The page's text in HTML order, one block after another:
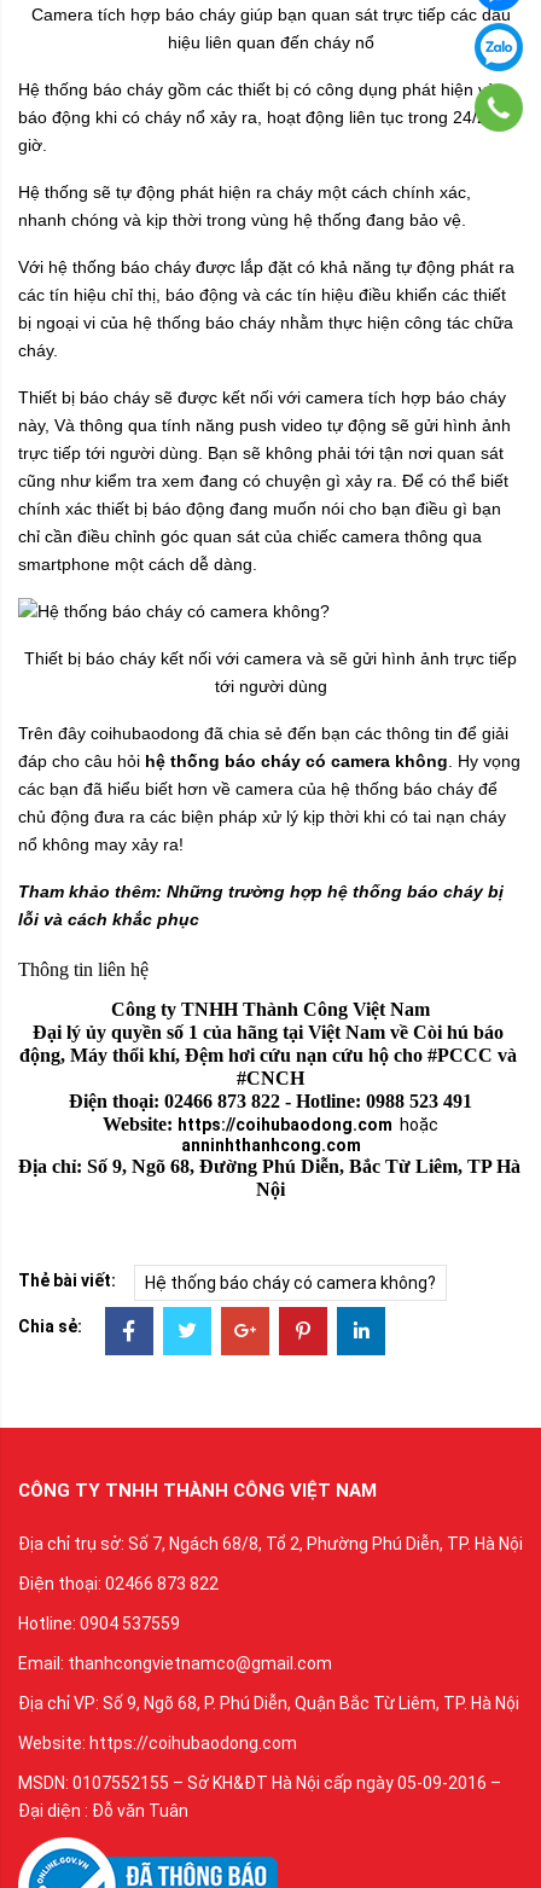
Camera tích hợp báo cháy giúp bạn quan sát trực tiếp các dấu
hiệu liên quan đến cháy nổ
Hệ thống báo cháy gồm các thiết bị có công dụng phát hiện và
báo động khi có cháy nổ xảy ra, hoạt động liên tục trong 24/24
giờ.
Hệ thống sẽ tự động phát hiện ra cháy một cách chính xác,
nhanh chóng và kịp thời trong vùng hệ thống đang bảo vệ.
Với hệ thống báo cháy được lắp đặt có khả năng tự động phát ra
các tín hiệu chỉ thị, báo động và các tín hiệu điều khiển các thiết
bị ngoại vi của hệ thống báo cháy nhằm thực hiện công tác chữa
cháy.
Thiết bị báo cháy sẽ được kết nối với camera tích hợp báo cháy
này, Và thông qua tính năng push video tự động sẽ gửi hình ảnh
trực tiếp tới người dùng. Bạn sẽ không phải tới tận nơi quan sát
cũng như kiểm tra xem đang có chuyện gì xảy ra. Để có thể biết
chính xác thiết bị báo động đang muốn nói cho bạn điều gì bạn
chỉ cần điều chỉnh góc quan sát của chiếc camera thông qua
smartphone một cách dễ dàng.
Thiết bị báo cháy kết nối với camera và sẽ gửi hình ảnh trực tiếp
tới người dùng
Trên đây coihubaodong đã chia sẻ đến bạn các thông tin để giải
đáp cho câu hỏi hệ thống báo cháy có camera không . Hy vọng
các bạn đã hiểu biết hơn về camera của hệ thống báo cháy để
chủ động đưa ra các biện pháp xử lý kịp thời khi có tai nạn cháy
nổ không may xảy ra!
Tham khảo thêm: Những trường hợp hệ thống báo cháy bị
lỗi và cách khắc phục
Thông tin liên hệ
Công ty TNHH Thành Công Việt Nam
Đại lý ủy quyền số 1 của hãng tại Việt Nam về Còi hú báo
động, Máy thổi khí, Đệm hơi cứu nạn cứu hộ cho #PCCC và
#CNCH
Điện thoại: 02466 873 822 - Hotline: 0988 523 491
Website: https://coihubaodong.com hoặc
anninhthanhcong.com
Địa chỉ: Số 9, Ngõ 68, Đường Phú Diễn, Bắc Từ Liêm, TP Hà
Nội
Thẻ bài viết: Hệ thống báo cháy có camera không?
Chia sẻ:
CÔNG TY TNHH THÀNH CÔNG VIỆT NAM
Địa chỉ trụ sở: Số 7, Ngách 68/8, Tổ 2, Phường Phú Diễn, TP. Hà Nội
Điện thoại: 02466 873 822
Hotline: 0904 537559
Email: thanhcongvietnamco@gmail.com
Địa chỉ VP: Số 9, Ngõ 68, P. Phú Diễn, Quận Bắc Từ Liêm, TP. Hà Nội
Website: https://coihubaodong.com
MSDN: 0107552155 – Sở KH&ĐT Hà Nội cấp ngày 05-09-2016 –
Đại diện : Đỗ văn Tuân